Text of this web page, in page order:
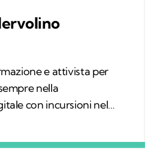
e attivista per
nella
con incursioni nel
dove mi sono